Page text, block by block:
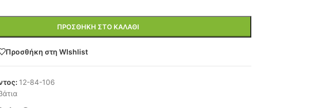
ΠΡΟΣΘΉΚΗ ΣΤΟ ΚΑΛΆΘΙ
Προσθήκη στη WIshlist
12-84-106